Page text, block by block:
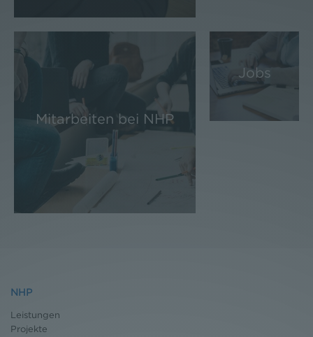
Mitarbeiten bei NHP
Jobs
NHP
Leistungen
Projekte